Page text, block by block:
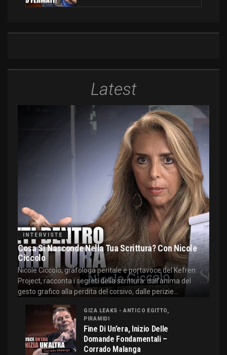
Latest
INTERVISTE
Cosa Si Nasconde Nella Tua Scrittura? Con Nicole
Ciccolo
Nicole Ciccolo, grafologa peritale e portavoce del Kefren
Project, racconta i segreti della scrittura: dall'anima del
gesto grafico alla perdita del corsivo, dalle perizie...
GIZA LEAKS - ANTICO EGITTO,
PIRAMIDI
Fine Di Un’era, Inizio Delle
Domande Fondamentali –
Corrado Malanga